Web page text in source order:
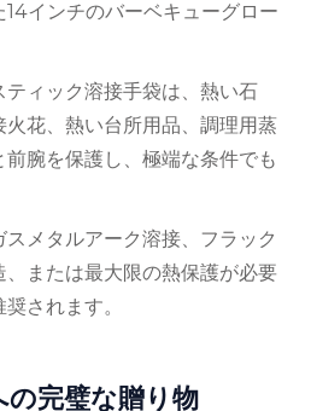
インチのバーベキューグロー
ィック溶接手袋は、熱い石
花、熱い台所用品、調理用蒸
腕を保護し、極端な条件でも
メタルアーク溶接、フラック
または最大限の熱保護が必要
されます。
の完璧な贈り物